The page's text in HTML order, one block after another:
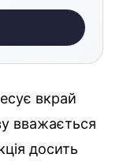
вкрай
вважається
досить